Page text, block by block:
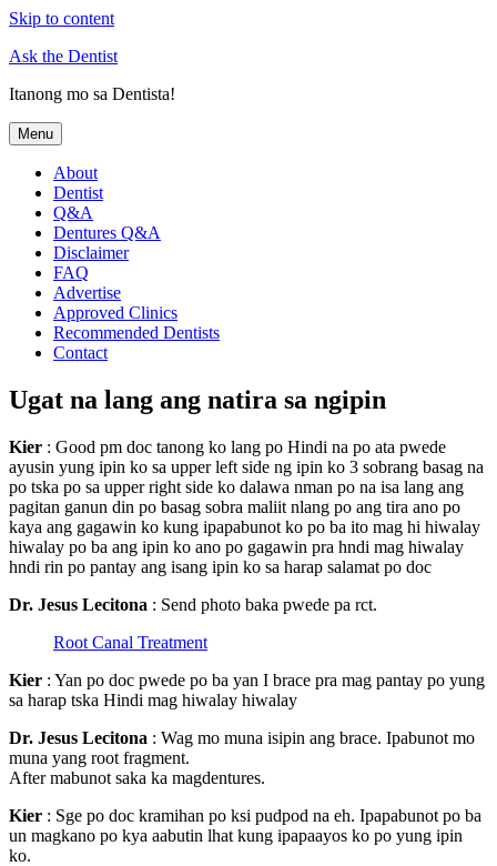
Skip to content
Ask the Dentist
Itanong mo sa Dentista!
Menu
About
Dentist
Q&A
Dentures Q&A
Disclaimer
FAQ
Advertise
Approved Clinics
Recommended Dentists
Contact
Ugat na lang ang natira sa ngipin
Kier : Good pm doc tanong ko lang po Hindi na po ata pwede
ayusin yung ipin ko sa upper left side ng ipin ko 3 sobrang basag na
po tska po sa upper right side ko dalawa nman po na isa lang ang
pagitan ganun din po basag sobra maliit nlang po ang tira ano po
kaya ang gagawin ko kung ipapabunot ko po ba ito mag hi hiwalay
hiwalay po ba ang ipin ko ano po gagawin pra hndi mag hiwalay
hndi rin po pantay ang isang ipin ko sa harap salamat po doc
Dr. Jesus Lecitona : Send photo baka pwede pa rct.
Root Canal Treatment
Kier : Yan po doc pwede po ba yan I brace pra mag pantay po yung
sa harap tska Hindi mag hiwalay hiwalay
Dr. Jesus Lecitona : Wag mo muna isipin ang brace. Ipabunot mo
muna yang root fragment.
After mabunot saka ka magdentures.
Kier : Sge po doc kramihan po ksi pudpod na eh. Ipapabunot po ba
un magkano po kya aabutin lhat kung ipapaayos ko po yung ipin
ko.